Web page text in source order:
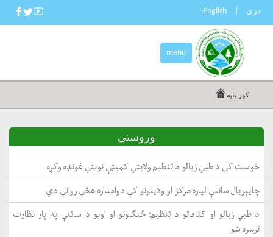
English دری
menu
کور پاڼه
وروستی
خوست کې د طبي زبالو د تنظیم ولایتي کمیټې نوبتي غونډه وکړه
چاپېریال ساتنې لپاره مرکز او ولایتونو کې دوامداره هڅې روانې دي
د طبي زبالو او کثافاتو د تنظیم؛ ځنګلونو او اوبو د ساتنې په پار نظارت
ترسره شو